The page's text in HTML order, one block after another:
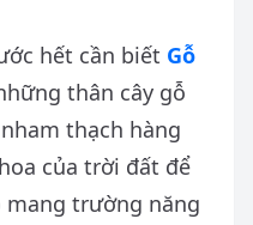
hết cần biết Gỗ
thân cây gỗ
thạch hàng
của trời đất để
mang trường năng